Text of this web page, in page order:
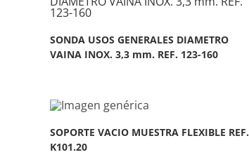
SONDA USOS GENERALES DIAMETRO
VAINA INOX. 3,3 mm. REF. 123-160
SOPORTE VACIO MUESTRA FLEXIBLE REF.
K101.20